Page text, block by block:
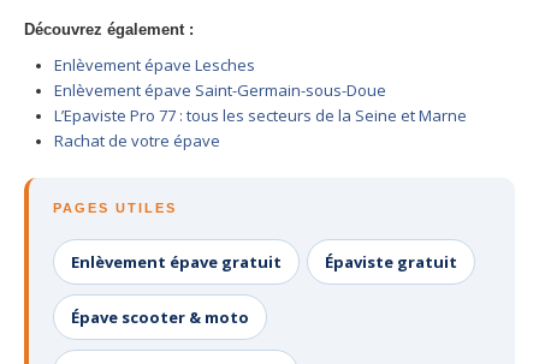
Découvrez également :
Enlèvement épave Lesches
Enlèvement épave Saint-Germain-sous-Doue
L’Epaviste Pro 77 : tous les secteurs de la Seine et Marne
Rachat de votre épave
PAGES UTILES
Enlèvement épave gratuit Épaviste gratuit
Épave scooter & moto